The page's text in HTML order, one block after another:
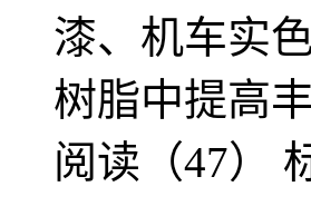
漆、机车实
树脂中提高
阅读（47）